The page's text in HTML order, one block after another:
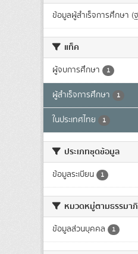
ข้อมูลผู้สำเร็จการศึกษา (
แท็ค
ผู้จบการศึกษา 1
ผู้สำเร็จการศึกษา 1
ในประเทศไทย 1
ประเภทชุดข้อมูล
ข้อมูลระเบียน 1
หมวดหมู่ตามธรรมา
ข้อมูลส่วนบุคคล 1